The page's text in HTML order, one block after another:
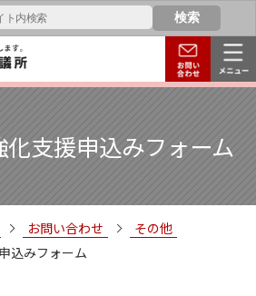
支援申込みフォーム
お問い合わせ
その他
込みフォーム